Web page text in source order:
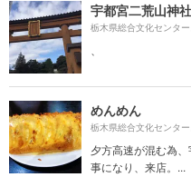
宇都宮二荒山神社
栃木県総合文化センタ
めんめん
栃木県総合文化センタ
夕方高速が混む為
事になり、来店。...